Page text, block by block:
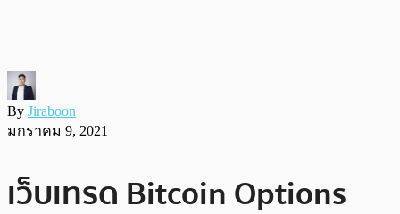
By Jiraboon
มกราคม 9, 2021
เว็บเทรด Bitcoin Options